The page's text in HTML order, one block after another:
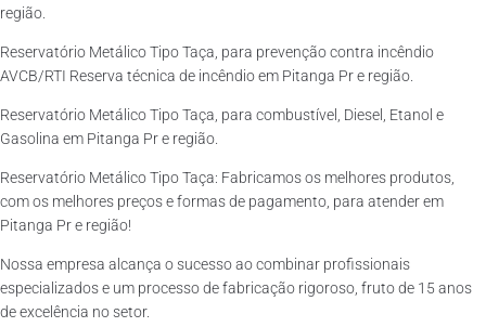
região.
Reservatório Metálico Tipo Taça, para prevenção contra incêndio
AVCB/RTI Reserva técnica de incêndio em Pitanga Pr e região.
Reservatório Metálico Tipo Taça, para combustível, Diesel, Etanol e
Gasolina em Pitanga Pr e região.
Reservatório Metálico Tipo Taça: Fabricamos os melhores produtos,
com os melhores preços e formas de pagamento, para atender em
Pitanga Pr e região!
Nossa empresa alcança o sucesso ao combinar profissionais
especializados e um processo de fabricação rigoroso, fruto de 15 anos
de excelência no setor.